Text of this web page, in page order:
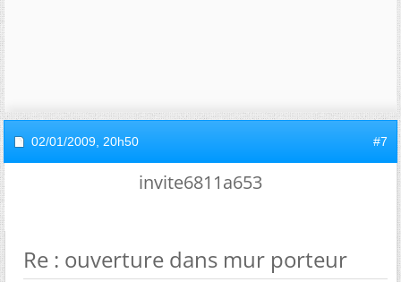
02/01/2009, 20h50 #7
invite6811a653
Re : ouverture dans mur porteur